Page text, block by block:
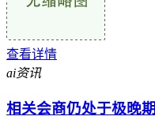
查看详情
ai资讯
相关会商仍处于极晚期